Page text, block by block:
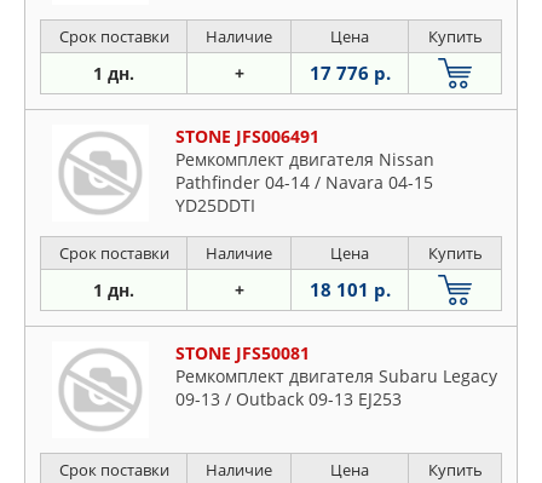
Срок поставки Наличие Цена Купить
1 дн. + 17 776 р.
STONE JFS006491
Ремкомплект двигателя Nissan
Pathfinder 04-14 / Navara 04-15
YD25DDTI
Срок поставки Наличие Цена Купить
1 дн. + 18 101 р.
STONE JFS50081
Ремкомплект двигателя Subaru Legacy
09-13 / Outback 09-13 EJ253
Срок поставки Наличие Цена Купить